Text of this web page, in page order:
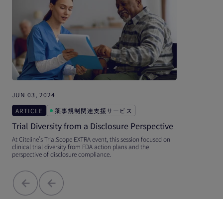
JUN 03, 2024
ARTICLE
薬事規制関連支援サービス
Trial Diversity from a Disclosure Perspective
At Citeline’s TrialScope EXTRA event, this session focused on
clinical trial diversity from FDA action plans and the
perspective of disclosure compliance.